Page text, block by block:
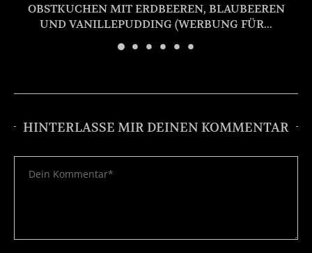
OBSTKUCHEN MIT ERDBEEREN, BLAUBEEREN
UND VANILLEPUDDING (WERBUNG FÜR...
HINTERLASSE MIR DEINEN KOMMENTAR